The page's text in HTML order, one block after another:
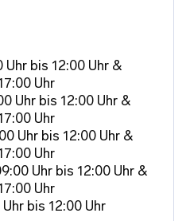
Uhr bis 12:00 Uhr &
Uhr
Uhr bis 12:00 Uhr &
Uhr
Uhr bis 12:00 Uhr &
Uhr
Uhr bis 12:00 Uhr &
Uhr
bis 12:00 Uhr